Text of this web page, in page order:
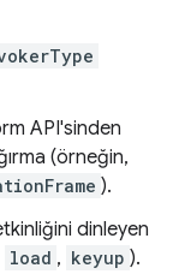
API'sinden
(örneğin,
).
dinleyen
load , keyup ).